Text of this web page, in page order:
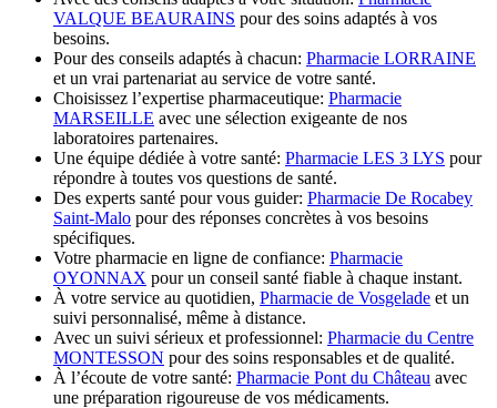
VALQUE BEAURAINS pour des soins adaptés à vos
besoins.
Pour des conseils adaptés à chacun: Pharmacie LORRAINE
et un vrai partenariat au service de votre santé.
Choisissez l’expertise pharmaceutique: Pharmacie
MARSEILLE avec une sélection exigeante de nos
laboratoires partenaires.
Une équipe dédiée à votre santé: Pharmacie LES 3 LYS pour
répondre à toutes vos questions de santé.
Des experts santé pour vous guider: Pharmacie De Rocabey
Saint-Malo pour des réponses concrètes à vos besoins
spécifiques.
Votre pharmacie en ligne de confiance: Pharmacie
OYONNAX pour un conseil santé fiable à chaque instant.
À votre service au quotidien, Pharmacie de Vosgelade et un
suivi personnalisé, même à distance.
Avec un suivi sérieux et professionnel: Pharmacie du Centre
MONTESSON pour des soins responsables et de qualité.
À l’écoute de votre santé: Pharmacie Pont du Château avec
une préparation rigoureuse de vos médicaments.